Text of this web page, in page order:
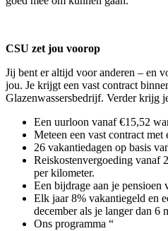
CSU zet jou voorop
Jij bent er altijd voor anderen – en
jou. Je krijgt een vast contract
Glazenwassersbedrijf. Verder krijg
Een uurloon vanaf €15,52
Meteen een vast contract
26 vakantiedagen op basis
Reiskostenvergoeding vanaf
per kilometer.
Een bijdrage aan je pensioen
Elk jaar 8% vakantiegeld en
december als je langer dan 6
Ons programma “